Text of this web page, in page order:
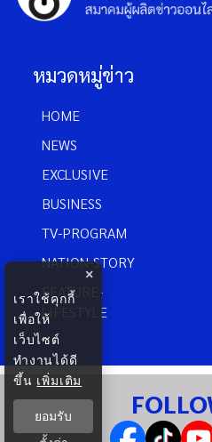
หมวดหมู่ข่าว
HOME
NEWS
EXCLUSIVE
BUSINESS
TV-PROGRAM
NATION-STORY
FEATURE-
LIFESTYLE
×
เราใช้คุกกี้
เพื่อให้
เว็บไซต์
ทำงานได้ดี
ขึ้น เพิ่มเติม
ยอมรับ